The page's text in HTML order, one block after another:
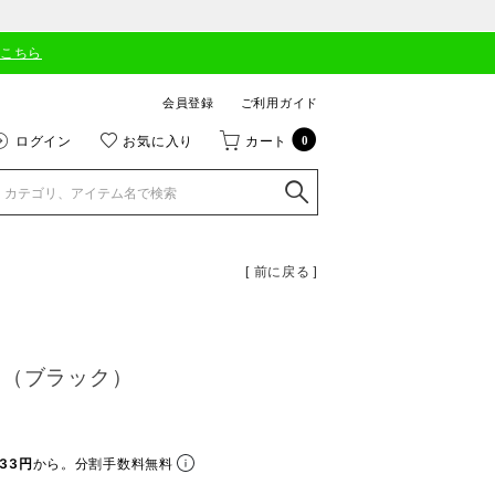
ちら
会員登録 ご利用ガイド
ログイン お気に入り カート 0
[ 前に戻る ]
ブラック）
円から。分割手数料無料